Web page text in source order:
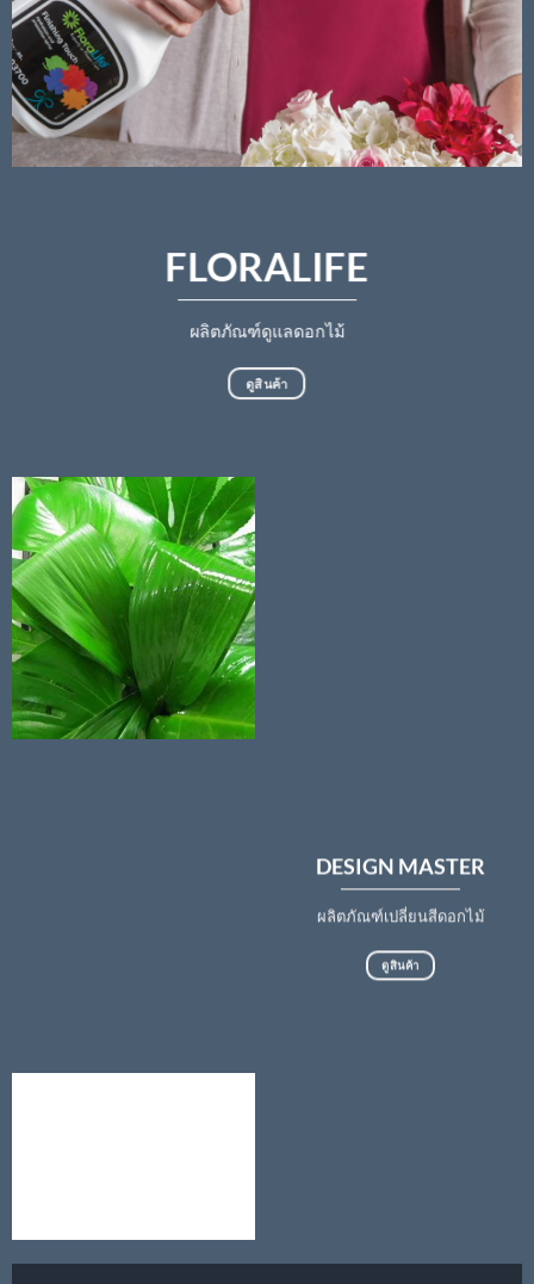
FLORALIFE
ผลิตภัณฑ์ดูแลดอกไม้
ดูสินค้า
DESIGN MASTER
ผลิตภัณฑ์เปลี่ยนสีดอกไม้
ดูสินค้า